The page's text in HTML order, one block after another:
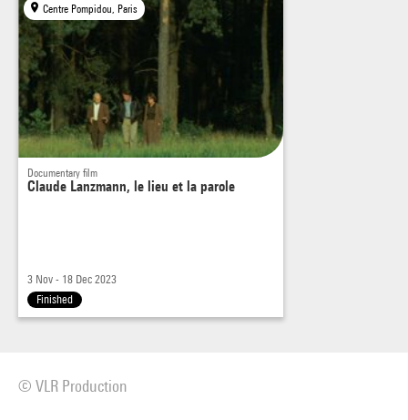
Centre Pompidou, Paris
Documentary film
Claude Lanzmann, le lieu et la parole
3 Nov - 18 Dec 2023
Finished
© VLR Production